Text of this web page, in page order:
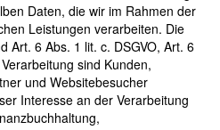
Daten, die wir im Rahmen der
Leistungen verarbeiten. Die
Art. 6 Abs. 1 lit. c. DSGVO, Art. 6
sind Kunden,
und Websitebesucher
Interesse an der Verarbeitung